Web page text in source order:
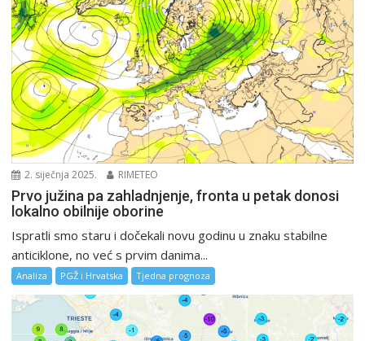
2. siječnja 2025. RIMETEO
Prvo južina pa zahladnjenje, fronta u petak donosi
lokalno obilnije oborine
Ispratli smo staru i dočekali novu godinu u znaku stabilne
anticiklone, no već s prvim danima...
Analiza PGŽ i Hrvatska Tjedna prognoza